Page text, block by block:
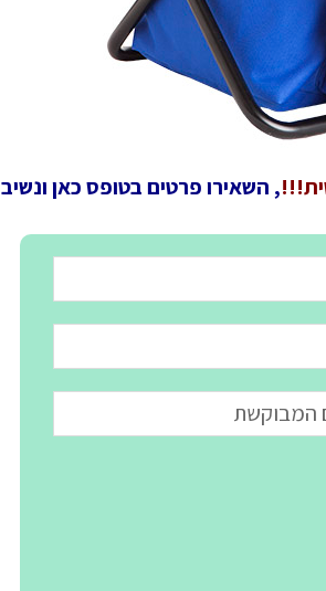
, השאירו פרטים בטופס כאן ונשיב